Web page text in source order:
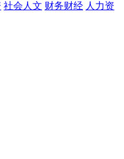
社会人文 财务财经 人力资